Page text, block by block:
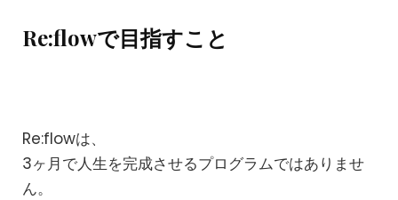
Re:flowで目指すこと
Re:flowは、
3ヶ月で人生を完成させるプログラムではありませ
ん。